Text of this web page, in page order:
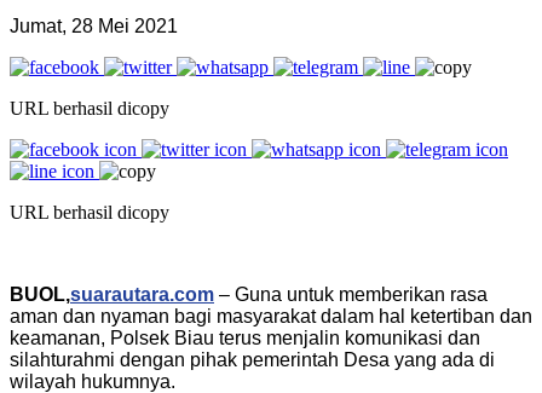
Jumat, 28 Mei 2021
URL berhasil dicopy
URL berhasil dicopy
BUOL,suarautara.com – Guna untuk memberikan rasa
aman dan nyaman bagi masyarakat dalam hal ketertiban dan
keamanan, Polsek Biau terus menjalin komunikasi dan
silahturahmi dengan pihak pemerintah Desa yang ada di
wilayah hukumnya.